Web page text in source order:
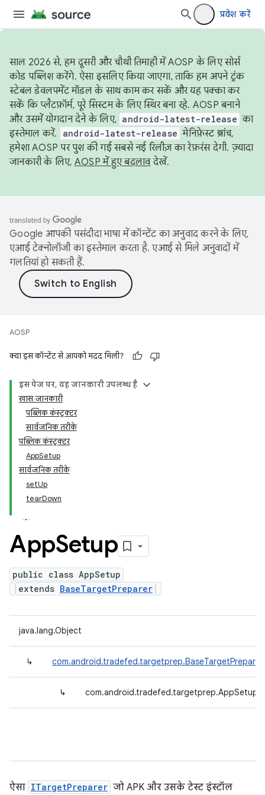
प्रवेश करें
साल 2026 से, हम दूसरी और चौथी तिमाही में AOSP के लिए सोर्स
कोड पब्लिश करेंगे. ऐसा इसलिए किया जाएगा, ताकि हम अपने ट्रंक
स्टेबल डेवलपमेंट मॉडल के साथ काम कर सकें और यह पक्का कर
सकें कि प्लैटफ़ॉर्म, पूरे सिस्टम के लिए स्थिर बना रहे. AOSP बनाने
और उसमें योगदान देने के लिए, android-latest-release का
इस्तेमाल करें.
android-latest-release मेनिफ़ेस्ट ब्रांच,
हमेशा AOSP पर पुश की गई सबसे नई रिलीज़ का रेफ़रंस देगी. ज़्यादा
जानकारी के लिए, AOSP में हुए बदलावदेखें.
Google आपकी पसंदीदा भाषा में कॉन्टेंट का अनुवाद करने के लिए,
एआई टेक्नोलॉजी का इस्तेमाल करता है. एआई से मिले अनुवादों में
गलतियां हो सकती हैं.
AOSP
क्या इस कॉन्टेंट से आपको मदद मिली?
इस पेज पर, यह जानकारी उपलब्ध है
खास जानकारी
पब्लिक कंस्ट्रक्टर
सार्वजनिक तरीके
पब्लिक कंस्ट्रक्टर
AppSetup
सार्वजनिक तरीके
setUp
tearDown
AppSetup
public class AppSetup
extends BaseTargetPreparer
java.lang.Object
↳ com.android.tradefed.targetprep.BaseTargetPreparer
↳ com.android.tradefed.targetprep.AppSetup
ऐसा ITargetPreparer जो APK और उसके टेस्ट इंस्टॉल